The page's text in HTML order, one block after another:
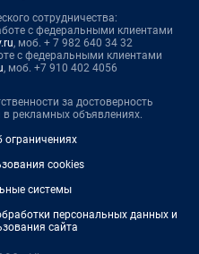
сотрудничества:
с федеральными клиентами
, моб. + 7 982 640 34 32
с федеральными клиентами
, моб. +7 910 402 4056
за достоверность
рекламных объявлениях.
cookies
системы
персональных данных и
сайта